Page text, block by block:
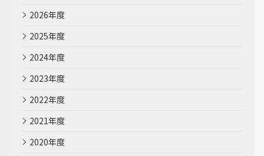
2026年度
2025年度
2024年度
2023年度
2022年度
2021年度
2020年度